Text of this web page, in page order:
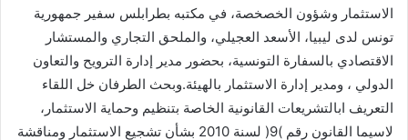
الاستثمار وشؤون الخصخصة، في مكتبه بطرابلس سفير جمهورية
تونس لدى ليبيا، الأسعد العجيلي، والملحق التجاري والمستشار
الاقتصادي بالسفارة التونسية، بحضور مدير إدارة الترويح والتعاون
الدولي ، ومدير إدارة الاستثمار بالهيئة.وبحث الطرفان خل اللقاء
التعريف ابالتشريعات القانونية الخاصة بتنظيم وحماية الاستثمار،
لاسيما القانون رقم )9( لسنة 2010 بشأن تشجيع الاستثمار ومناقشة